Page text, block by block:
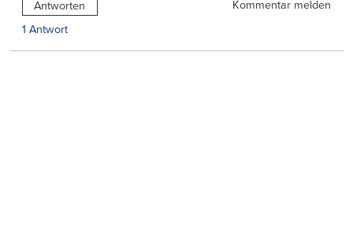
Antworten
Kommentar melden
1 Antwort